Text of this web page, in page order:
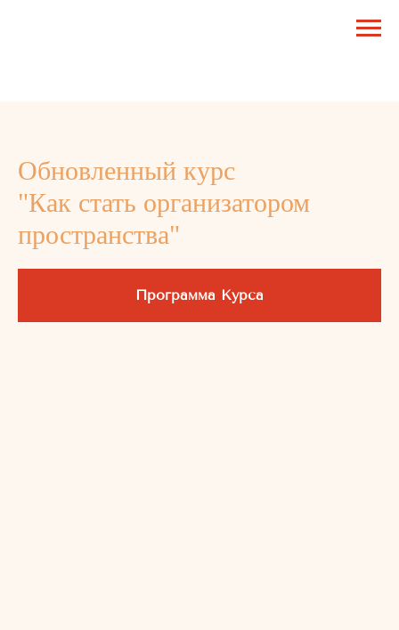
Обновленный курс
"Как стать организатором
пространства"
Программа Курса